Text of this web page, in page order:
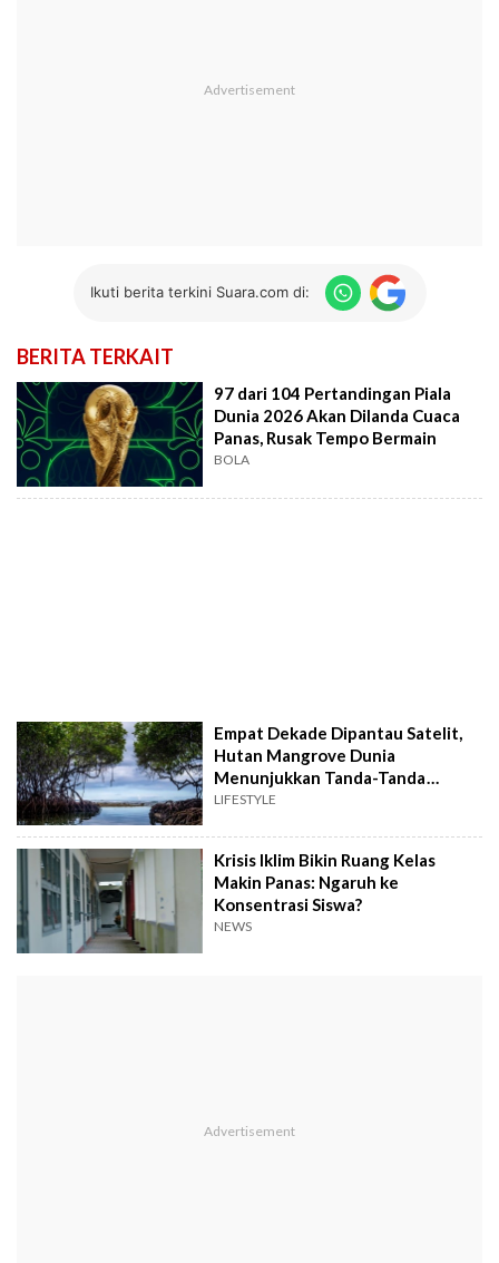
Ikuti berita terkini Suara.com di:
BERITA TERKAIT
97 dari 104 Pertandingan Piala
Dunia 2026 Akan Dilanda Cuaca
Panas, Rusak Tempo Bermain
BOLA
Empat Dekade Dipantau Satelit,
Hutan Mangrove Dunia
Menunjukkan Tanda-Tanda
Pemulihan
LIFESTYLE
Krisis Iklim Bikin Ruang Kelas
Makin Panas: Ngaruh ke
Konsentrasi Siswa?
NEWS